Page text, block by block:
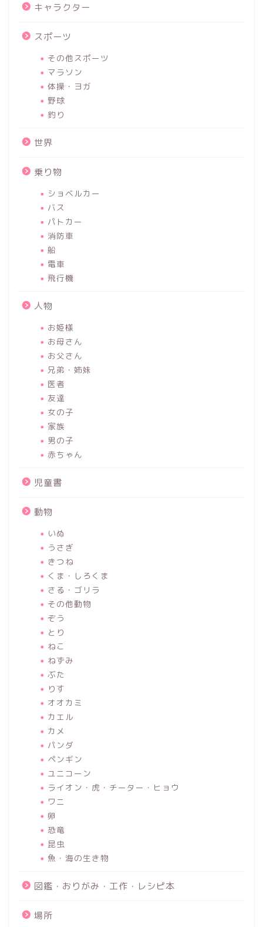
キャラクター
スポーツ
その他スポーツ
マラソン
体操・ヨガ
野球
釣り
世界
乗り物
ショベルカー
バス
パトカー
消防車
船
電車
飛行機
人物
お姫様
お母さん
お父さん
兄弟・姉妹
医者
友達
女の子
家族
男の子
赤ちゃん
児童書
動物
いぬ
うさぎ
きつね
くま・しろくま
さる・ゴリラ
その他動物
ぞう
とり
ねこ
ねずみ
ぶた
りす
オオカミ
カエル
カメ
パンダ
ペンギン
ユニコーン
ライオン・虎・チーター・ヒョウ
ワニ
卵
恐竜
昆虫
魚・海の生き物
図鑑・おりがみ・工作・レシピ本
場所